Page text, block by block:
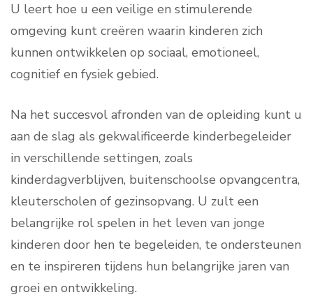
U leert hoe u een veilige en stimulerende
omgeving kunt creëren waarin kinderen zich
kunnen ontwikkelen op sociaal, emotioneel,
cognitief en fysiek gebied.
Na het succesvol afronden van de opleiding kunt u
aan de slag als gekwalificeerde kinderbegeleider
in verschillende settingen, zoals
kinderdagverblijven, buitenschoolse opvangcentra,
kleuterscholen of gezinsopvang. U zult een
belangrijke rol spelen in het leven van jonge
kinderen door hen te begeleiden, te ondersteunen
en te inspireren tijdens hun belangrijke jaren van
groei en ontwikkeling.